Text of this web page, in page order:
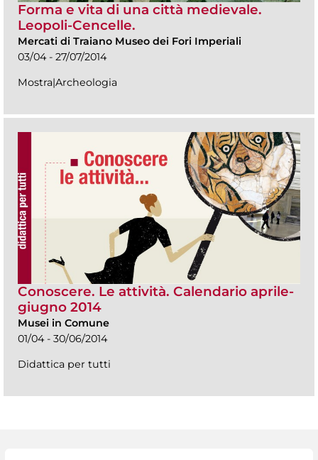
Forma e vita di una città medievale.
Leopoli-Cencelle.
Mercati di Traiano Museo dei Fori Imperiali
03/04 - 27/07/2014
Mostra|Archeologia
Conoscere. Le attività. Calendario aprile-
giugno 2014
Musei in Comune
01/04 - 30/06/2014
Didattica per tutti